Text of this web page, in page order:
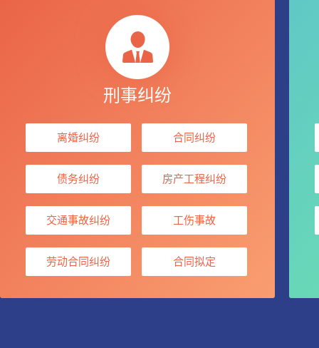
刑事纠纷
离婚纠纷 合同纠纷
债务纠纷 房产工程纠纷
交通事故纠纷 工伤事故
劳动合同纠纷 合同拟定